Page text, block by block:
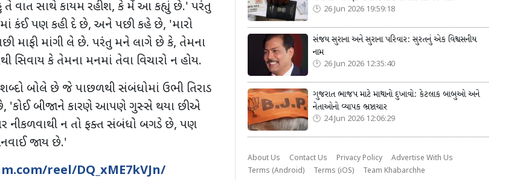
તે વાત સાથે કાયમ રહીશ, કે મેં આ કહ્યું છે.' પરંતુ
કંઈ પણ કહી દે છે, અને પછી કહે છે, 'મારો
માફી માંગી લે છે. પરંતુ મને લાગે છે કે, તેમના
સિવાય કે તેમના મનમાં તેવા વિચારો ન હોય.
બોલે છે જે પાછળથી સંબંધોમાં ઉભી તિરાડ
, 'કોઈ બીજાને કારણે આપણે ગુસ્સે થયા છીએ
નીકળવાથી ન તો ફક્ત સંબંધો બગડે છે, પણ
જાય છે.'
reel/DQ_xME7kVJn/
26 Jun 2026 19:59:18
સંજય સુરાના અને સુરાના પરિવાર: સુરતનું એક વિશ્વસનીય
નામ
26 Jun 2026 12:35:40
ગુજરાત ભાજપ માટે માથાનો દુખાવો: કેટલાક બાબુઓ અને
નેતાઓનો વ્યાપક ભ્રષ્ટાચાર
24 Jun 2026 12:06:29
About Us Contact Us Privacy Policy
Advertise With Us
Terms (Android)
Terms (iOS) Team Khabarchhe